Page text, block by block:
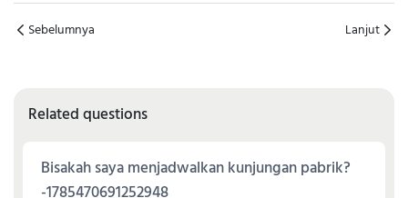
Sebelumnya Lanjut
Related questions
Bisakah saya menjadwalkan kunjungan pabrik?
-1785470691252948